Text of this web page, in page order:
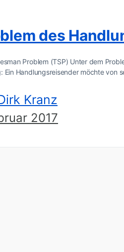
des
Problem (TSP) Unter dem
Ein Handlungsreisender möchte
Kranz
2017